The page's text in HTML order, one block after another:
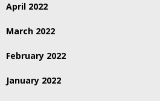
April 2022
March 2022
February 2022
January 2022